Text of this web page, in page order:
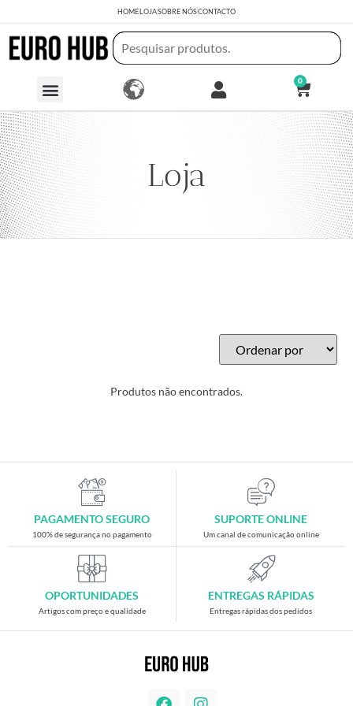
HOMELOJASOBRE NÓSCONTACTO
0
Loja
Produtos não encontrados.
PAGAMENTO SEGURO
100% de segurança no pagamento
SUPORTE ONLINE
Um canal de comunicação online
OPORTUNIDADES
Artigos com preço e qualidade
ENTREGAS RÁPIDAS
Entregas rápidas dos pedidos